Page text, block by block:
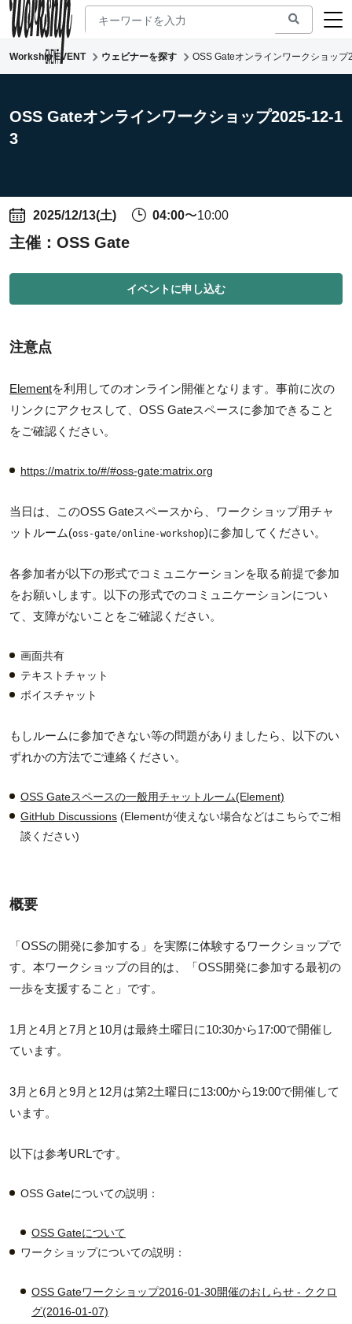
新着ウェビナー
マガジン
Workship EVENT ウェビナーを探す OSS Gateオンラインワークショッ
OSS Gateオンラインワークショップ2025-12-1
3
2025/12/13(土) 04:00〜10:00
主催： OSS Gate
イベントに申し込む
注意点
Elementを利用してのオンライン開催となります。事前に次の
リンクにアクセスして、OSS Gateスペースに参加できること
をご確認ください。
https://matrix.to/#/#oss-gate:matrix.org
当日は、このOSS Gateスペースから、ワークショップ用チャ
ットルーム(oss-gate/online-workshop)に参加してください。
各参加者が以下の形式でコミュニケーションを取る前提で参加
をお願いします。以下の形式でのコミュニケーションについ
て、支障がないことをご確認ください。
画面共有
テキストチャット
ボイスチャット
もしルームに参加できない等の問題がありましたら、以下のい
ずれかの方法でご連絡ください。
OSS Gateスペースの一般用チャットルーム(Element)
GitHub Discussions (Elementが使えない場合などはこちらでご相
談ください)
概要
「OSSの開発に参加する」を実際に体験するワークショップで
す。本ワークショップの目的は、「OSS開発に参加する最初の
一歩を支援すること」です。
1月と4月と7月と10月は最終土曜日に10:30から17:00で開催し
ています。
3月と6月と9月と12月は第2土曜日に13:00から19:00で開催して
います。
以下は参考URLです。
OSS Gateについての説明：
OSS Gateについて
ワークショップについての説明：
OSS Gateワークショップ2016-01-30開催のおしらせ - ククロ
グ(2016-01-07)